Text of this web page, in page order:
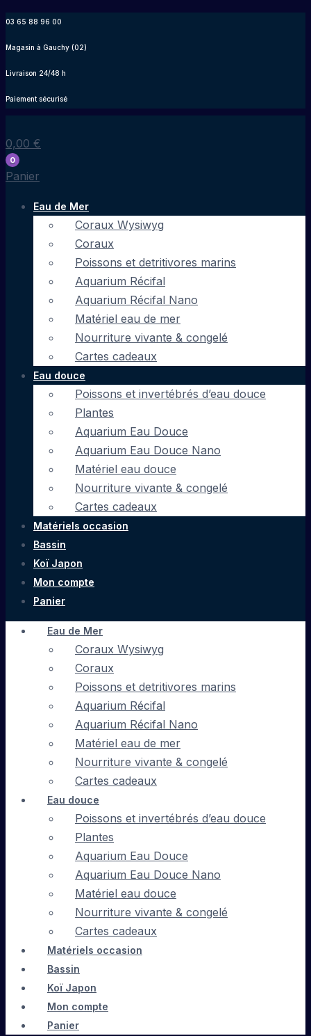
contenu
03 65 88 96 00
Magasin à Gauchy (02)
Livraison 24/48 h
Paiement sécurisé
0,00 €
0
Panier
Eau de Mer
Coraux Wysiwyg
Coraux
Poissons et detritivores marins
Aquarium Récifal
Aquarium Récifal Nano
Matériel eau de mer
Nourriture vivante & congelé
Cartes cadeaux
Eau douce
Poissons et invertébrés d’eau douce
Plantes
Aquarium Eau Douce
Aquarium Eau Douce Nano
Matériel eau douce
Nourriture vivante & congelé
Cartes cadeaux
Matériels occasion
Bassin
Koï Japon
Mon compte
Panier
Eau de Mer
Coraux Wysiwyg
Coraux
Poissons et detritivores marins
Aquarium Récifal
Aquarium Récifal Nano
Matériel eau de mer
Nourriture vivante & congelé
Cartes cadeaux
Eau douce
Poissons et invertébrés d’eau douce
Plantes
Aquarium Eau Douce
Aquarium Eau Douce Nano
Matériel eau douce
Nourriture vivante & congelé
Cartes cadeaux
Matériels occasion
Bassin
Koï Japon
Mon compte
Panier